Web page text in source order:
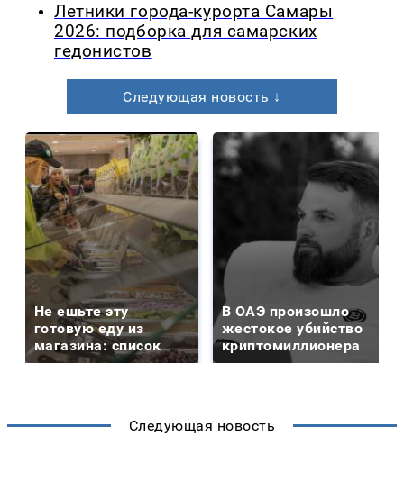
Летники города-курорта Самары
2026: подборка для самарских
гедонистов
Следующая новость ↓
Не ешьте эту
готовую еду из
магазина: список
В ОАЭ произошло
жестокое убийство
криптомиллионера
Следующая новость